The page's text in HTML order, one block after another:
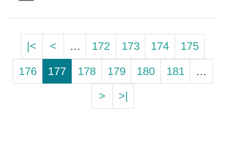
|< < … 172 173 174
175
176
177 178 179 180 181
…
>
>|